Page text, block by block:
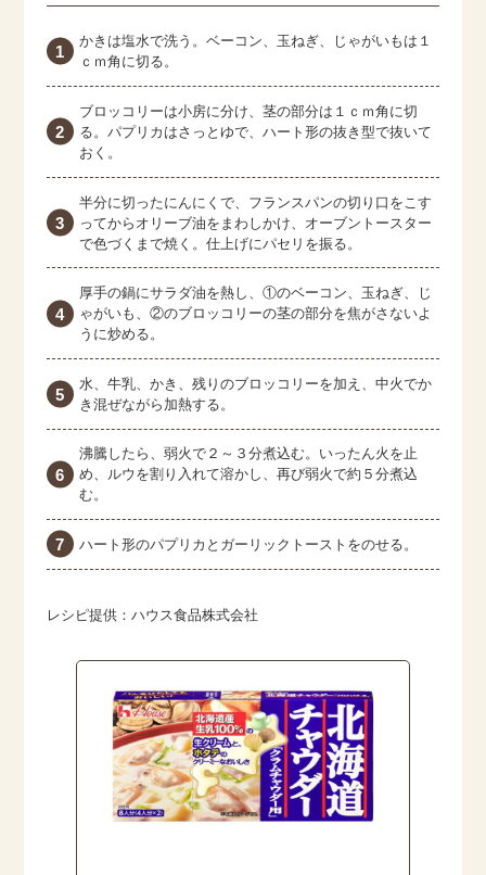
かきは塩水で洗う。ベーコン、玉ねぎ、じゃがいもは１
ｃｍ角に切る。
ブロッコリーは小房に分け、茎の部分は１ｃｍ角に切
る。パプリカはさっとゆで、ハート形の抜き型で抜いて
おく。
半分に切ったにんにくで、フランスパンの切り口をこす
ってからオリーブ油をまわしかけ、オーブントースター
で色づくまで焼く。仕上げにパセリを振る。
厚手の鍋にサラダ油を熱し、①のベーコン、玉ねぎ、じ
ゃがいも、②のブロッコリーの茎の部分を焦がさないよ
うに炒める。
水、牛乳、かき、残りのブロッコリーを加え、中火でか
き混ぜながら加熱する。
沸騰したら、弱火で２～３分煮込む。いったん火を止
め、ルウを割り入れて溶かし、再び弱火で約５分煮込
む。
ハート形のパプリカとガーリックトーストをのせる。
レシピ提供：ハウス食品株式会社